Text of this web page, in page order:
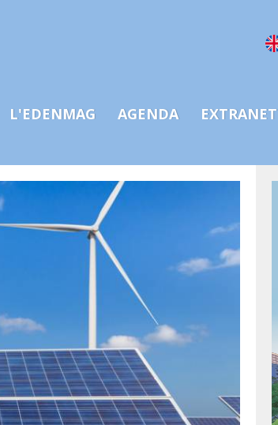
L'EDENMAG AGENDA EXTRANET